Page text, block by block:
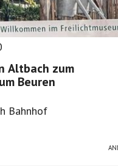
Altbach zum
Beuren
Bahnhof